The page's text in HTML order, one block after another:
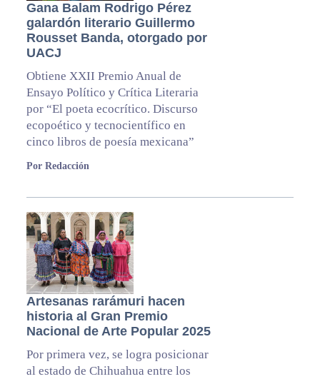
Gana Balam Rodrigo Pérez
galardón literario Guillermo
Rousset Banda, otorgado por
UACJ
Obtiene XXII Premio Anual de
Ensayo Político y Crítica Literaria
por “El poeta ecocrítico. Discurso
ecopoético y tecnocientífico en
cinco libros de poesía mexicana”
Por Redacción
Artesanas rarámuri hacen
historia al Gran Premio
Nacional de Arte Popular 2025
Por primera vez, se logra posicionar
al estado de Chihuahua entre los